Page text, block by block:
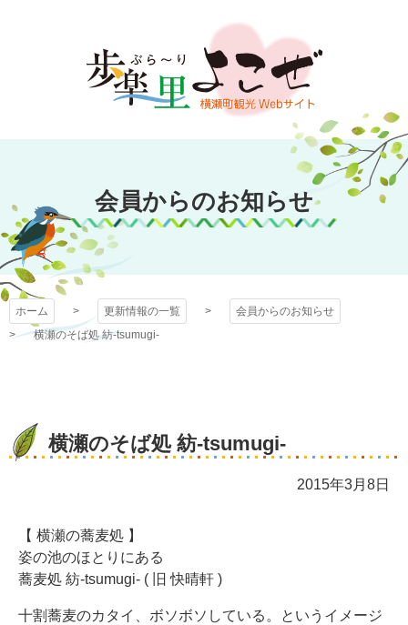
文
キ
プ
歩楽～里（ぶら～
り）よこぜ
会員からのお知らせ
ホーム 更新情報の一覧
会員からのお知らせ
横瀬のそば処 紡-tsumugi-
横瀬のそば処 紡-tsumugi-
2015年3月8日
【 横瀬の蕎麦処 】
姿の池のほとりにある
蕎麦処 紡-tsumugi- ( 旧 快晴軒 )
十割蕎麦のカタイ、ボソボソしている。というイメージ